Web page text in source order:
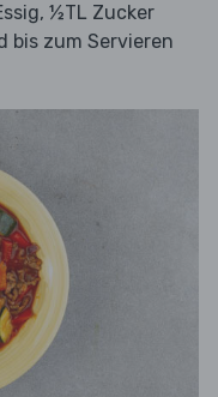
½TL Zucker
bis zum Servieren